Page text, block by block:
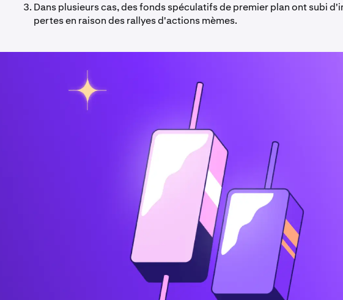
Dans plusieurs cas, des fonds spéculatifs de premier plan ont subi
pertes en raison des rallyes d'actions mèmes.